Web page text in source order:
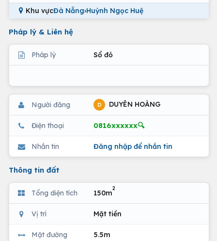
Khu vựcĐà Nẵng›Huỳnh Ngọc Huệ
Pháp lý & Liên hệ
Pháp lý Sổ đỏ
Người đăng D DUYÊN HOÀNG
Điện thoại 0816xxxxxx🔍
Nhắn tin Đăng nhập để nhắn tin
Thông tin đất
Tổng diện tích 150m
2
Vị trí Mặt tiền
Mặt đường 5.5m